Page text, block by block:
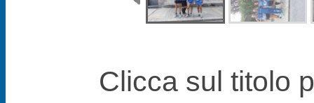
Clicca sul titolo